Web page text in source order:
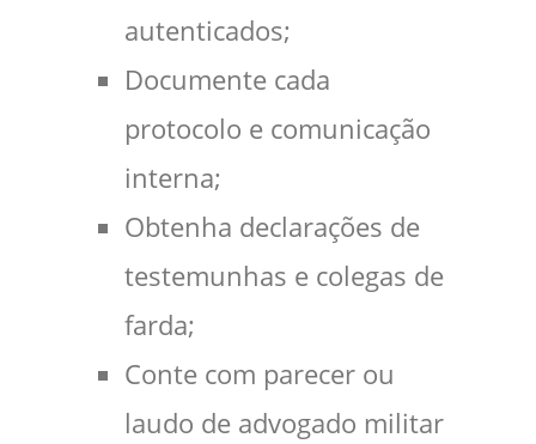
autenticados;
Documente cada
protocolo e comunicação
interna;
Obtenha declarações de
testemunhas e colegas de
farda;
Conte com parecer ou
laudo de advogado militar